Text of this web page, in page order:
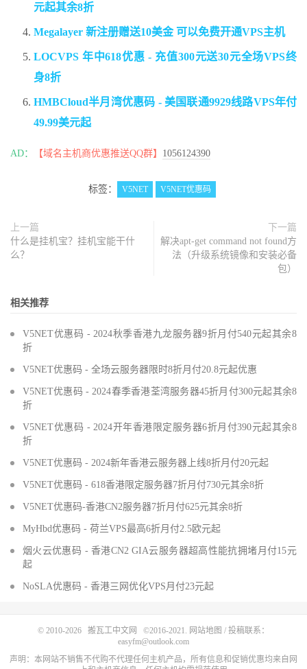
元起其余8折
Megalayer 新注册赠送10美金 可以免费开通VPS主机
LOCVPS 年中618优惠 - 充值300元送30元全场VPS终
身8折
HMBCloud半月湾优惠码 - 美国联通9929线路VPS年付
49.99美元起
AD： 【域名主机商优惠推送QQ群】 1056124390
标签： V5NET V5NET优惠码
上一篇
什么是挂机宝？挂机宝能干什
么？
下一篇
解决apt-get command not found方
法（升级系统镜像和安装必备
包）
相关推荐
V5NET优惠码 - 2024秋季香港九龙服务器9折月付540元起其余8
折
V5NET优惠码 - 全场云服务器限时8折月付20.8元起优惠
V5NET优惠码 - 2024春季香港荃湾服务器45折月付300元起其余8
折
V5NET优惠码 - 2024开年香港限定服务器6折月付390元起其余8
折
V5NET优惠码 - 2024新年香港云服务器上线8折月付20元起
V5NET优惠码 - 618香港限定服务器7折月付730元其余8折
V5NET优惠码-香港CN2服务器7折月付625元其余8折
MyHbd优惠码 - 荷兰VPS最高6折月付2.5欧元起
烟火云优惠码 - 香港CN2 GIA云服务器超高性能抗拥堵月付15元
起
NoSLA优惠码 - 香港三网优化VPS月付23元起
© 2010-2026 搬瓦工中文网 ©2016-2021. 网站地图 / 投稿联系：
easyfm@outlook.com
声明：本网站不销售不代购不代理任何主机产品，所有信息和促销优惠均来自网